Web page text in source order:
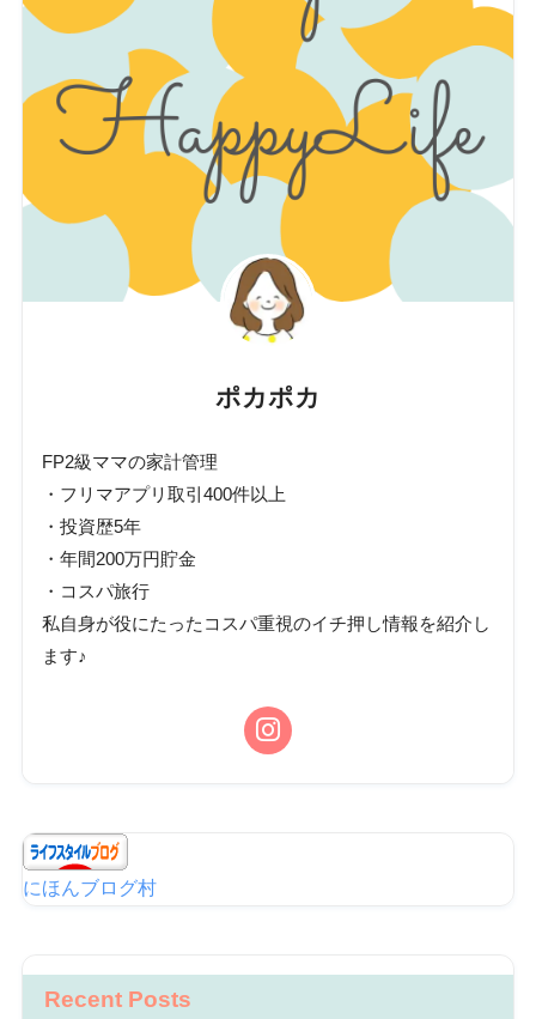
ポカポカ
FP2級ママの家計管理
・フリマアプリ取引400件以上
・投資歴5年
・年間200万円貯金
・コスパ旅行
私自身が役にたったコスパ重視のイチ押し情報を紹介し
ます♪
にほんブログ村
Recent Posts